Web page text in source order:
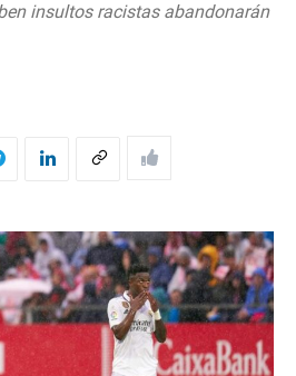
insultos racistas abandonarán